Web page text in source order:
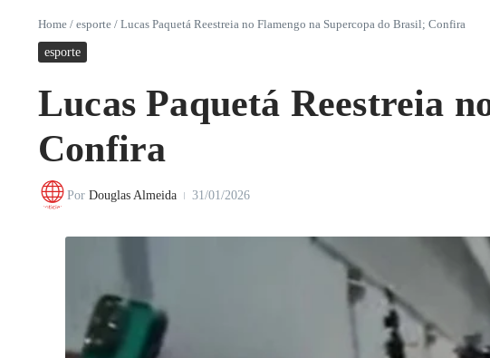
Home / esporte / Lucas Paquetá Reestreia no Flamengo na Supercopa do Brasil; Confira
esporte
Lucas Paquetá Reestreia
Confira
Por Douglas Almeida 31/01/2026